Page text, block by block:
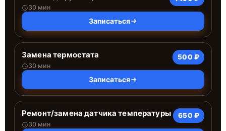
30 мин
Записаться
Замена термостата
30 мин
500 ₽
Записаться
Ремонт/замена датчика температуры
30 мин
650 ₽